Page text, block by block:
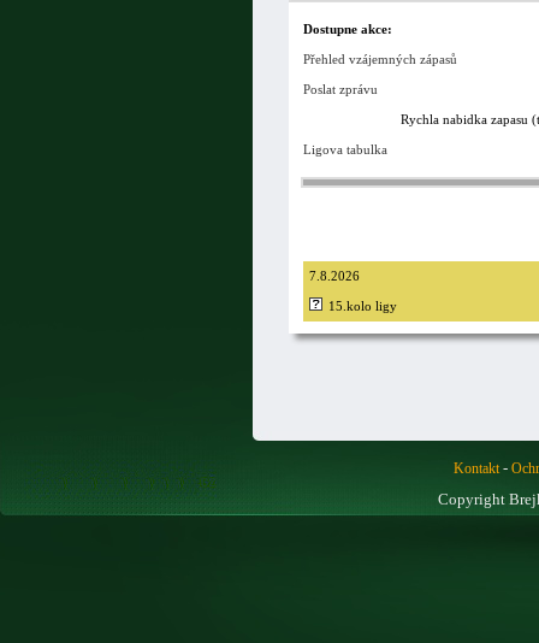
Dostupne akce:
Přehled vzájemných zápasů
Poslat zprávu
Rychla nabidka zapasu
Ligova tabulka
7.8.2026
15.kolo ligy
Kontakt-
Copyright